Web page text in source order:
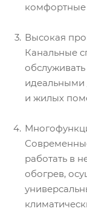
комфортные
Высокая
Канальные
идеальными
и жилых
работать в
обогрев,